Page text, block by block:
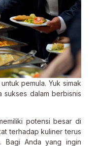
pemula. Yuk simak
sukses dalam berbisnis
potensi besar di
terhadap kuliner terus
Bagi Anda yang ingin